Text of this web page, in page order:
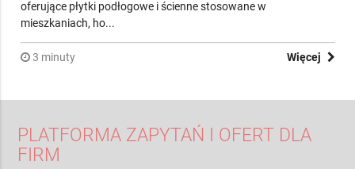
producentów, dystrybutorów i ceny
Ranking Dostawców Płytek Ceramicznych, obejmujący firmy
oferujące płytki podłogowe i ścienne stosowane w